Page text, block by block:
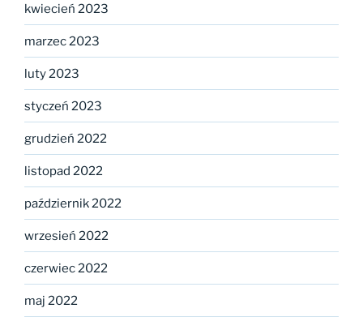
kwiecień 2023
marzec 2023
luty 2023
styczeń 2023
grudzień 2022
listopad 2022
październik 2022
wrzesień 2022
czerwiec 2022
maj 2022